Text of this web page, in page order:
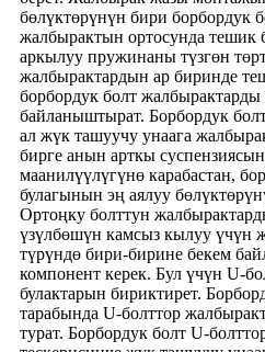
бөлүктөрүнүн бири борбордук
жалбырактын ортосунда тешик
аркылуу пружинаны түзгөн
жалбырактардын ар биринде
борбордук болт
байланыштырат. Борбордук
ал жүк ташуучу унаага
бирге анын арткы
маанилүүлүгүнө карабастан,
булагынын эң аялуу
Ортоңку болттун
үзүлбөшүн камсыз кылуу үчүн
түрүндө бири-бирине бекем
компонент керек. Бул үчүн U-
булактарын бириктирет.
тарабында U-болттор
турат. Борбордук болт U-